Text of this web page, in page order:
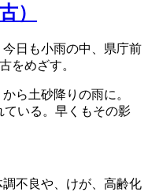
）
日も小雨の中、県庁前
をめざす。
ら土砂降りの雨に。
いる。早くもその影
不良や、けが、高齢化